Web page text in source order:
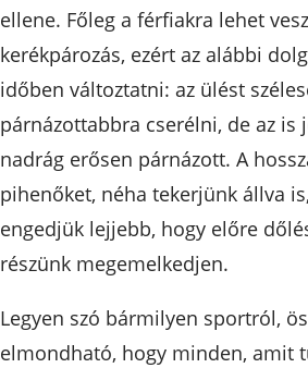
ellene. Főleg a férfiakra lehet
kerékpározás, ezért az alábbi
időben változtatni: az ülést
párnázottabbra cserélni, de az is
nadrág erősen párnázott. A
pihenőket, néha tekerjünk állva
engedjük lejjebb, hogy előre
részünk megemelkedjen.
Legyen szó bármilyen sportról,
elmondható, hogy minden, amit